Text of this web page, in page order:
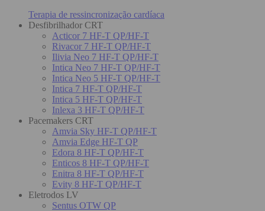
Terapia de ressincronização cardíaca
Desfibrilhador CRT
Acticor 7 HF-T QP/HF-T
Rivacor 7 HF-T QP/HF-T
Ilivia Neo 7 HF-T QP/HF-T
Intica Neo 7 HF-T QP/HF-T
Intica Neo 5 HF-T QP/HF-T
Intica 7 HF-T QP/HF-T
Intica 5 HF-T QP/HF-T
Inlexa 3 HF-T QP/HF-T
Pacemakers CRT
Amvia Sky HF-T QP/HF-T
Amvia Edge HF-T QP
Edora 8 HF-T QP/HF-T
Enticos 8 HF-T QP/HF-T
Enitra 8 HF-T QP/HF-T
Evity 8 HF-T QP/HF-T
Eletrodos LV
Sentus OTW QP